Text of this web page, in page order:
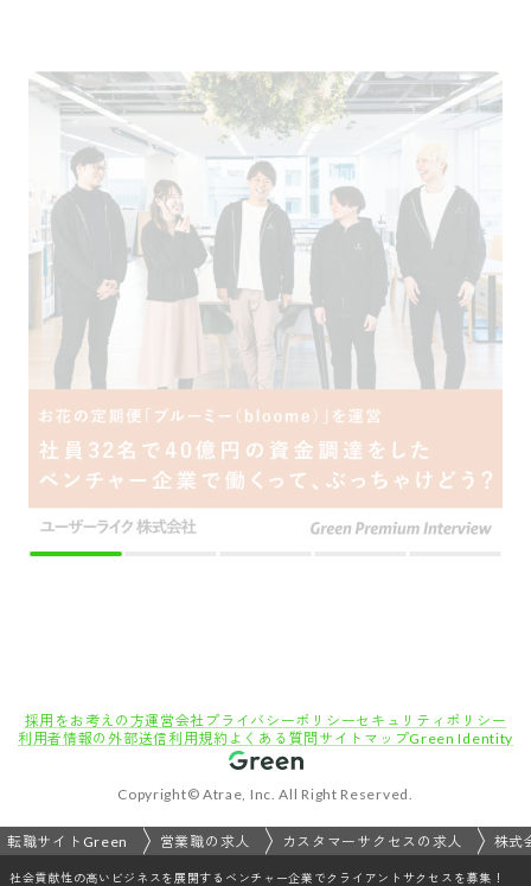
採用をお考えの方 運営会社プライバシーポリシー
セキュリティポリシー
利用者情報の外部送信
利用規約 よくある質問 サイトマップ Green Identity
Copyright© Atrae, Inc. All Right Reserved.
転職サイトGreen カスタマーサクセスの求人
社会貢献性の高いビジネスを展開するベンチャー企業でクライアントサクセスを募集！